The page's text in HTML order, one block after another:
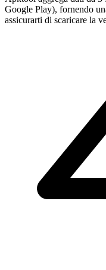
Google Play), fornendo
assicurarti di scaricare la